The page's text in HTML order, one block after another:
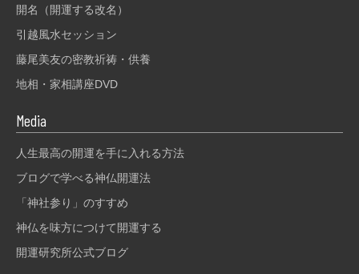
開名（開運する改名）
引越風水セッション
藤尾美友の密教祈祷・供養
地相・家相講座DVD
Media
人生最高の開運を手に入れる方法
ブログで学べる神仏開運法
「神社参り」のすすめ
神仏を味方につけて開運する
開運研究所公式ブログ